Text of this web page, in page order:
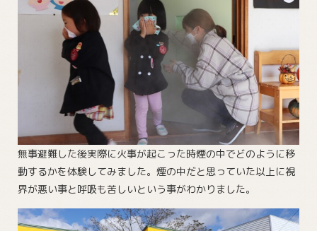
無事避難した後実際に火事が起こった時煙の中でどのように移
動するかを体験してみました。煙の中だと思っていた以上に視
界が悪い事と呼吸も苦しいという事がわかりました。